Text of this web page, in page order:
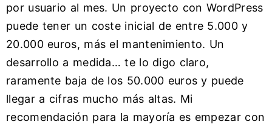
por usuario al mes. Un proyecto con WordPress
puede tener un coste inicial de entre 5.000 y
20.000 euros, más el mantenimiento. Un
desarrollo a medida… te lo digo claro,
raramente baja de los 50.000 euros y puede
llegar a cifras mucho más altas. Mi
recomendación para la mayoría es empezar con